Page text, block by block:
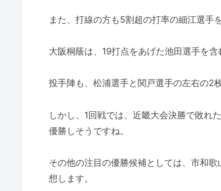
また、打線の方も5割超の打率の細江選手
大阪桐蔭は、19打点をあげた池田選手を
投手陣も、松浦選手と関戸選手の左右の2
しかし、1回戦では、近畿大会決勝で敗れ
優勝しそうですね。
その他の注目の優勝候補としては、市和
想します。